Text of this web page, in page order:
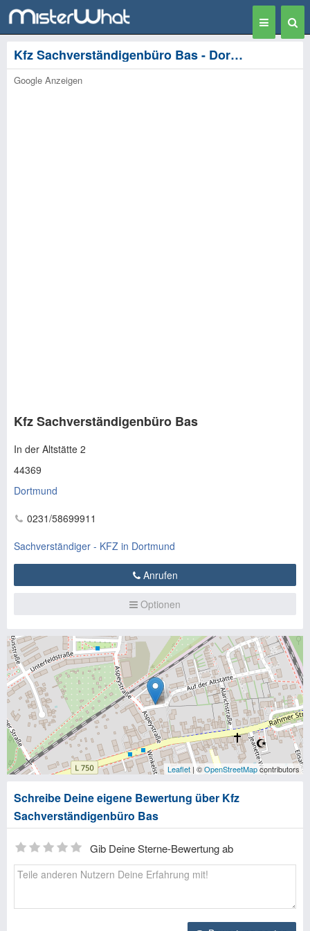
Toggle
navigation
Kfz Sachverständigenbüro Bas - Dortmund
Google Anzeigen
Kfz Sachverständigenbüro Bas
In der Altstätte 2
44369
Dortmund
0231/58699911
Sachverständiger - KFZ in Dortmund
Anrufen
Optionen
Leaflet | ©OpenStreetMapcontributors
Schreibe Deine eigene Bewertung über Kfz
Sachverständigenbüro Bas
Gib Deine Sterne-Bewertung ab